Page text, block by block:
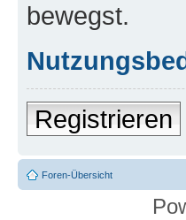
bewegst.
Registrieren
Foren-Übersicht